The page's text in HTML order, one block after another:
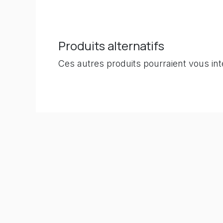
Produits alternatifs
Ces autres produits pourraient vous